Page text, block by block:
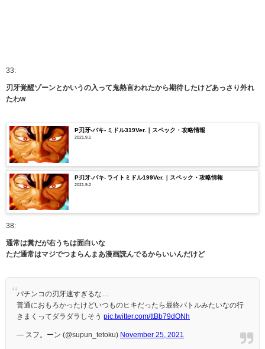
33:
刃牙覚醒ゾーンとかいうの入って鬼熱言われたから期待したけどあっさり外れ
たわw
P刃牙-バキ- ミドル319Ver.｜スペック・攻略情報
2021.9.1
P刃牙-バキ- ライトミドル199Ver.｜スペック・攻略情報
2021.9.2
38:
通常は糞だが右うちは面白いな
ただ通常はマジでつまらんまあ漫画読んでるからいいんだけど
パチンコの刃牙速すぎるな…
普通におもろかったけどいつものヒキだったら最終バトルみたいなの行
きまくってダラダラしそう pic.twitter.com/ttBb79dONh
— スフ。ーン (@supun_tetoku) November 25, 2021